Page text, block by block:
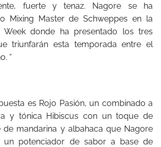
fuerte y tenaz. Nagore se ha
Mixing Master de Schweppes en la
Week donde ha presentado los tres
triunfarán esta temporada entre el
“
es Rojo Pasión, un combinado a
y tónica Hibiscus con un toque de
de mandarina y albahaca que Nagore
un potenciador de sabor a base de